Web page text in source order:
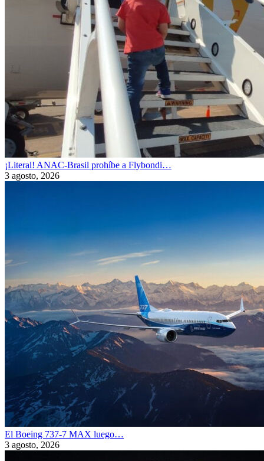
¡Literal! ANAC-Brasil prohíbe a Flybondi…
3 agosto, 2026
El Boeing 737-7 MAX luego…
3 agosto, 2026